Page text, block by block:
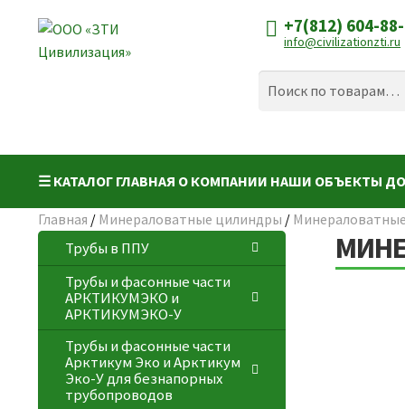
Перейти
к
Перейти
к
+7(812) 604-
info@civilizationzti.ru
☰ КАТАЛОГ ГЛАВНАЯ О КОМПАНИИ НАШИ ОБЪЕКТЫ
Главная / Минераловатные цилиндры /
Трубы в ППУ
Трубы и фасонные части
АРКТИКУМЭКО и
АРКТИКУМЭКО-У
Трубы и фасонные части
Арктикум Эко и Арктикум
Эко-У для безнапорных
трубопроводов